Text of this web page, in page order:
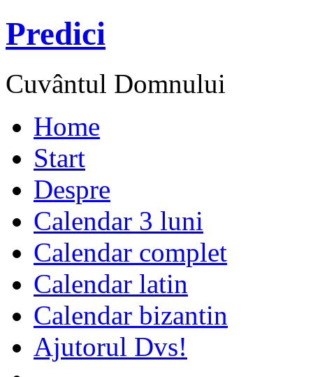
Predici
Cuvântul Domnului
Home
Start
Despre
Calendar 3 luni
Calendar complet
Calendar latin
Calendar bizantin
Ajutorul Dvs!